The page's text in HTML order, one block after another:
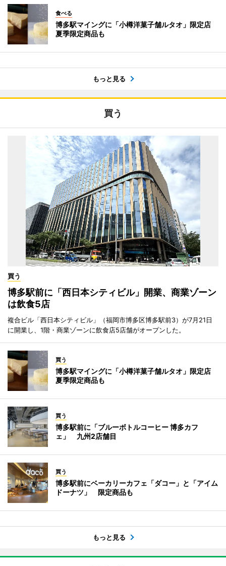
食べる
博多駅マイングに「小樽洋菓子舗ルタオ」限定店
夏季限定商品も
もっと見る
買う
買う
博多駅前に「西日本シティビル」開業、商業ゾーン
は飲食5店
複合ビル「西日本シティビル」（福岡市博多区博多駅前3）が7月21日
に開業し、1階・商業ゾーンに飲食店5店舗がオープンした。
買う
博多駅マイングに「小樽洋菓子舗ルタオ」限定店
夏季限定商品も
買う
博多駅前に「ブルーボトルコーヒー 博多カフ
ェ」 九州2店舗目
買う
博多駅前にベーカリーカフェ「ダコー」と「アイム
ドーナツ」 限定商品も
もっと見る